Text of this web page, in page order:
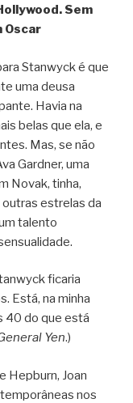
Sem
Oscar
Stanwyck é que
uma deusa
Havia na
belas que ela, e
Mas, se não
Gardner, uma
Novak, tinha,
estrelas da
talento
ficaria
Está, na minha
40 do que está
Yen.)
Hepburn, Joan
nos